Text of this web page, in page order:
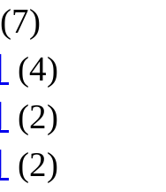
(7)
(4)
(2)
(2)